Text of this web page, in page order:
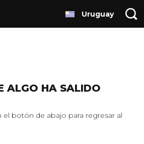
Uruguay
ALGO HA SALIDO
el botón de abajo para regresar al